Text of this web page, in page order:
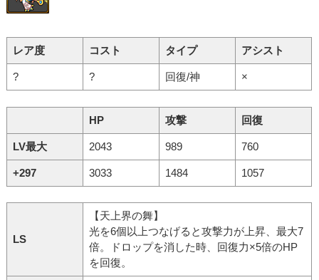
レア度 コスト タイプ アシスト
? ? 回復/神 ×
HP 攻撃 回復
LV最大 2043 989 760
+297 3033 1484 1057
LS
【天上界の舞】
光を6個以上つなげると攻撃力が上昇、最大7
倍。ドロップを消した時、回復力×5倍のHP
を回復。